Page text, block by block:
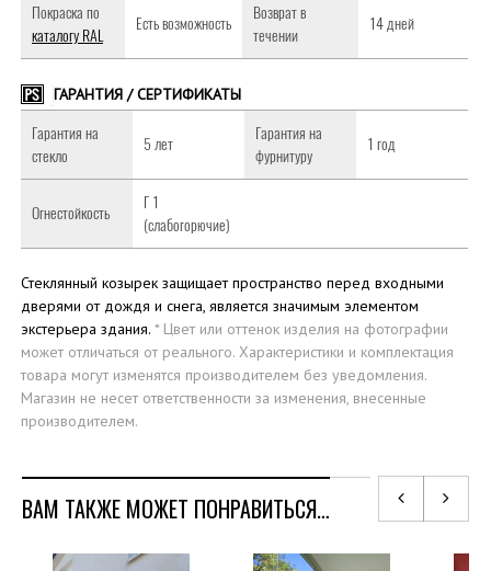
Покраска по
каталогу RAL
Есть возможность
Возврат в
течении
14 дней
ГАРАНТИЯ / СЕРТИФИКАТЫ
Гарантия на
стекло
5 лет
Гарантия на
фурнитуру
1 год
Огнестойкость
Г 1
(слабогорючие)
Стеклянный козырек защищает пространство перед входными
дверями от дождя и снега, является значимым элементом
экстерьера здания. * Цвет или оттенок изделия на фотографии
может отличаться от реального. Характеристики и комплектация
товара могут изменятся производителем без уведомления.
Магазин не несет ответственности за изменения, внесенные
производителем.
ВАМ ТАКЖЕ МОЖЕТ ПОНРАВИТЬСЯ…